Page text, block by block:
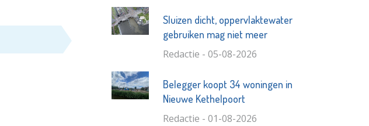
Sluizen dicht, oppervlaktewater
gebruiken mag niet meer
Redactie - 05-08-2026
Belegger koopt 34 woningen in
Nieuwe Kethelpoort
Redactie - 01-08-2026